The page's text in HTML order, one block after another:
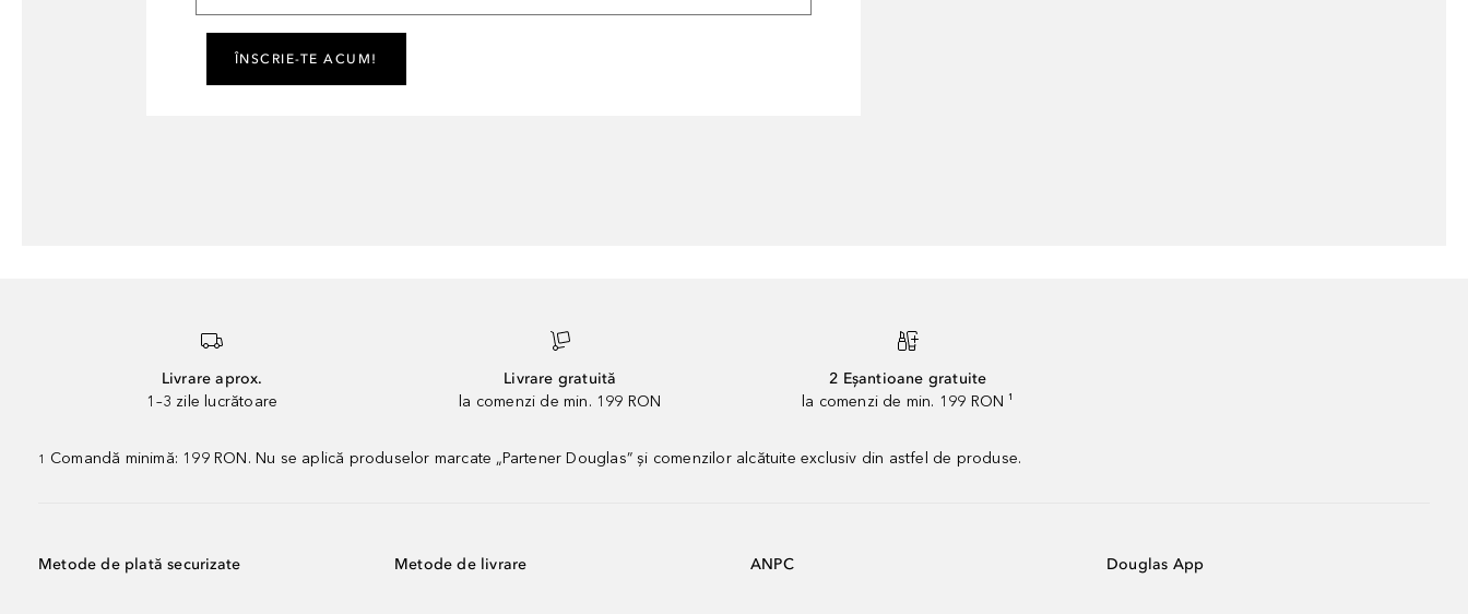
ÎNSCRIE-TE ACUM!
Livrare aprox.
1–3 zile lucrătoare
Livrare gratuită
la comenzi de min. 199 RON
2 Eșantioane gratuite
la comenzi de min. 199 RON ¹
1 Comandă minimă: 199 RON. Nu se aplică produselor marcate „Partener Douglas” și comenzilor alcătuite exclusiv din astfel de produse.
Metode de plată securizate Metode de livrare ANPC Douglas App